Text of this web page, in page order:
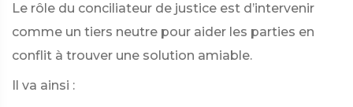
Le rôle du conciliateur de justice est d’intervenir
comme un tiers neutre pour aider les parties en
conflit à trouver une solution amiable.
Il va ainsi :